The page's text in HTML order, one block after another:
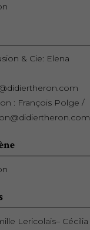
& Cie: Elena
: François Polge /
Lericolais– Cécilia